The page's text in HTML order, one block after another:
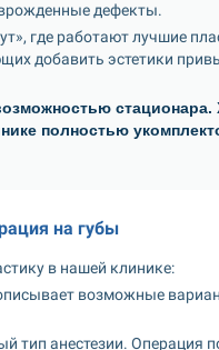
дефекты.
где работают лучшие
добавить эстетики
стационара.
полностью
на губы
в нашей клинике:
возможные
тип анестезии. Операция